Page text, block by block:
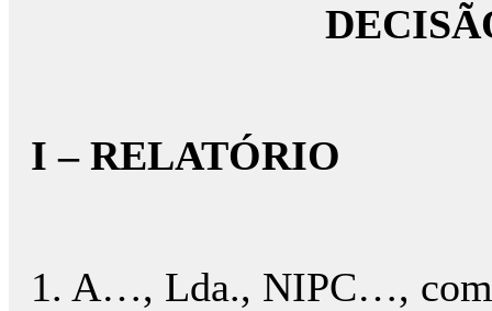
I – RELATÓRIO
1. A…, Lda., NIPC…,